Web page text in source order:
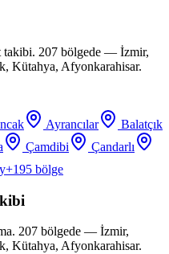
takibi. 207 bölgede — İzmir,
Kütahya, Afyonkarahisar.
Ayrancılar
Balatçık
Çamdibi
Çandarlı
+195 bölge
207 bölgede — İzmir,
Kütahya, Afyonkarahisar.